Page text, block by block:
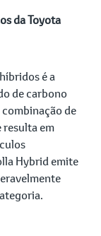
da Toyota
é a
de carbono
de
resulta em
Hybrid emite